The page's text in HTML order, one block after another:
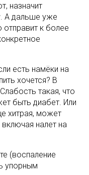
назначит
А дальше уже
к более
есть намёки на
хочется? В
такая, что
быть диабет. Или
хитрая, может
налет на
(воспаление
упорным